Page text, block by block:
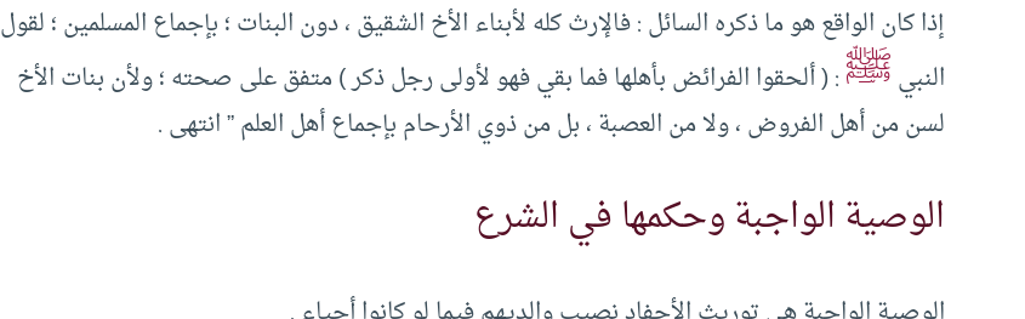
إذا كان الواقع هو ما ذكره السائل : فالإرث كله لأبناء الأخ الشقيق ، دون البنات ؛ بإجماع المسلمين ؛ لقول
النبيﷺ: ( ألحقوا الفرائض بأهلها فما بقي فهو لأولى رجل ذكر ) متفق على صحته ؛ ولأن بنات الأخ
لسن من أهل الفروض ، ولا من العصبة ، بل من ذوي الأرحام بإجماع أهل العلم ” انتهى .
الوصية الواجبة وحكمها في الشرع